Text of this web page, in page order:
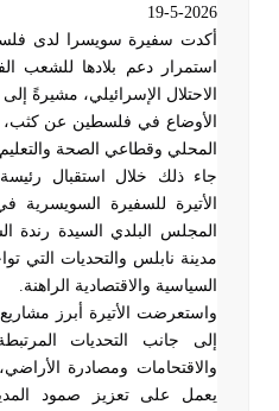
19-5-2026
أكدت سفيرة سويسرا لدى
استمرار دعم بلادها للشعب
الاحتلال الإسرائيلي، مشيرةً
الأوضاع في فلسطين عن
المحلي وقطاعي الصحة والتعليم
جاء ذلك خلال استقبال
الأتيرة للسفيرة السويسرية
المجلس البلدي السيدة
مدينة نابلس والتحديات التي
السياسية والاقتصادية الراهنة.
واستعرضت الأتيرة أبرز مشاريع
إلى جانب التحديات
والاقتحامات ومصادرة
يعمل على تعزيز صمود